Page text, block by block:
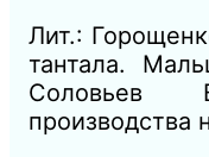
Лит.:
тантала.
Соловьев
производства